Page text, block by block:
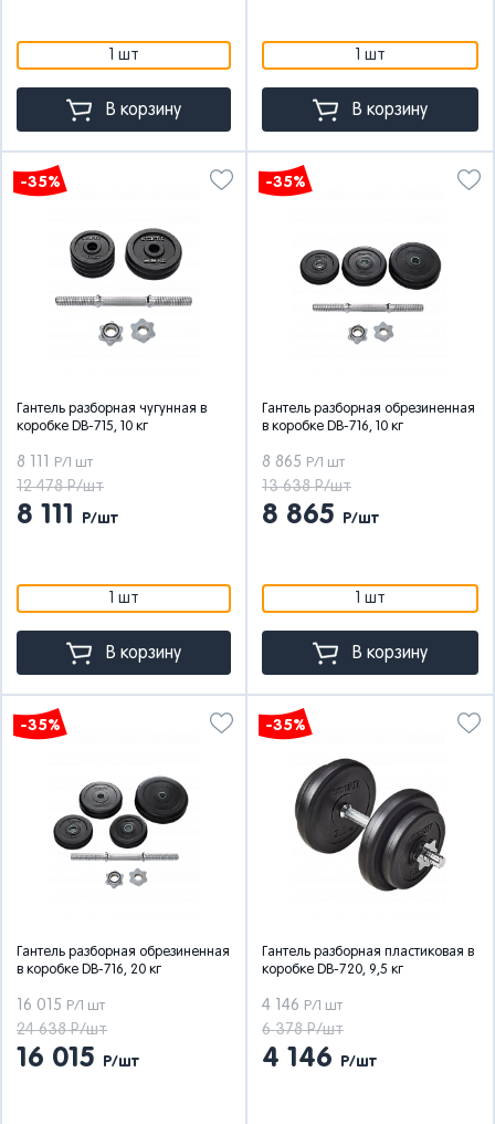
1 шт
В корзину
1 шт
В корзину
-35%
Гантель разборная чугунная в
коробке DB-715, 10 кг
8 111 Р/1 шт
12 478 Р/шт
8 111 Р/шт
1 шт
В корзину
-35%
Гантель разборная обрезиненная
в коробке DB-716, 10 кг
8 865 Р/1 шт
13 638 Р/шт
8 865 Р/шт
1 шт
В корзину
-35%
Гантель разборная обрезиненная
в коробке DB-716, 20 кг
16 015 Р/1 шт
24 638 Р/шт
16 015 Р/шт
-35%
Гантель разборная пластиковая в
коробке DB-720, 9,5 кг
4 146 Р/1 шт
6 378 Р/шт
4 146 Р/шт